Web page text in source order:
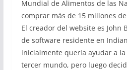
Mundial de Alimentos de las
comprar más de 15 millones
El creador del website es John
de software residente en
inicialmente quería ayudar a
tercer mundo, pero luego